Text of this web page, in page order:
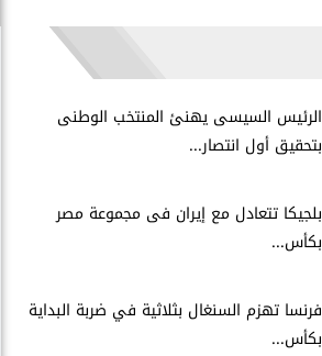
الرئيس السيسى يهنئ المنتخب الوطنى
بتحقيق أول انتصار...
بلجيكا تتعادل مع إيران فى مجموعة مصر
بكأس...
فرنسا تهزم السنغال بثلاثية في ضربة البداية
بكأس...